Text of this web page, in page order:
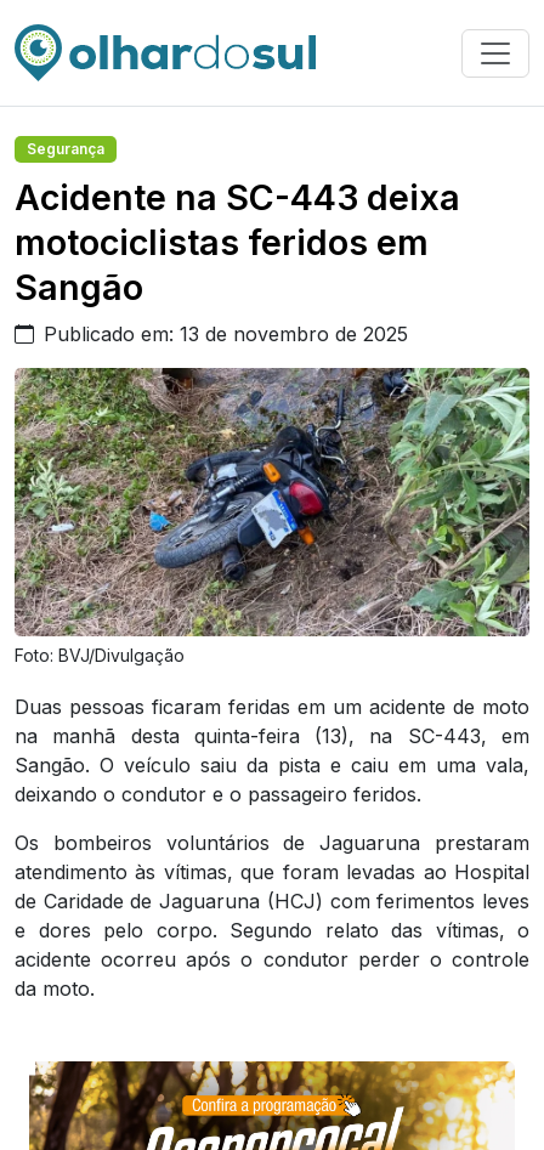
Segurança
Acidente na SC-443 deixa
motociclistas feridos em
Sangão
Publicado em: 13 de novembro de 2025
Foto: BVJ/Divulgação
Duas pessoas ficaram feridas em um acidente de moto
na manhã desta quinta-feira (13), na SC-443, em
Sangão. O veículo saiu da pista e caiu em uma vala,
deixando o condutor e o passageiro feridos.
Os bombeiros voluntários de Jaguaruna prestaram
atendimento às vítimas, que foram levadas ao Hospital
de Caridade de Jaguaruna (HCJ) com ferimentos leves
e dores pelo corpo. Segundo relato das vítimas, o
acidente ocorreu após o condutor perder o controle
da moto.